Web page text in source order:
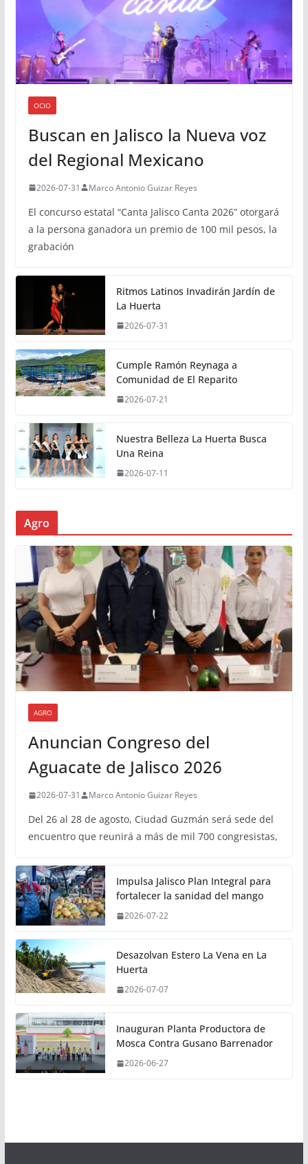
OCIO
Buscan en Jalisco la Nueva voz
del Regional Mexicano
2026-07-31 Marco Antonio Guizar Reyes
El concurso estatal “Canta Jalisco Canta 2026” otorgará
a la persona ganadora un premio de 100 mil pesos, la
grabación
Ritmos Latinos Invadirán Jardín de
La Huerta
2026-07-31
Cumple Ramón Reynaga a
Comunidad de El Reparito
2026-07-21
Nuestra Belleza La Huerta Busca
Una Reina
2026-07-11
Agro
AGRO
Anuncian Congreso del
Aguacate de Jalisco 2026
2026-07-31 Marco Antonio Guizar Reyes
Del 26 al 28 de agosto, Ciudad Guzmán será sede del
encuentro que reunirá a más de mil 700 congresistas,
Impulsa Jalisco Plan Integral para
fortalecer la sanidad del mango
2026-07-22
Desazolvan Estero La Vena en La
Huerta
2026-07-07
Inauguran Planta Productora de
Mosca Contra Gusano Barrenador
2026-06-27